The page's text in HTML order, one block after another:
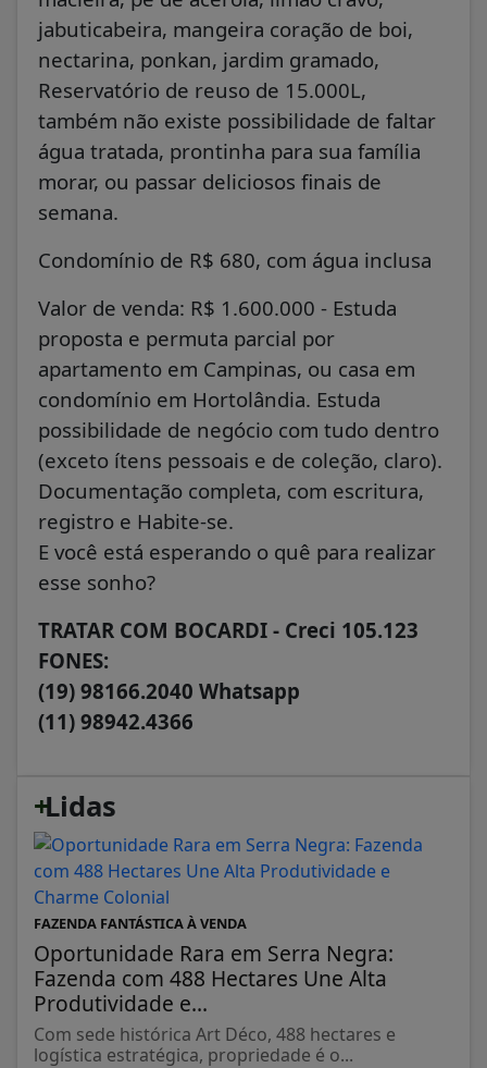
jabuticabeira, mangeira coração de boi,
nectarina, ponkan, jardim gramado,
Reservatório de reuso de 15.000L,
também não existe possibilidade de faltar
água tratada, prontinha para sua família
morar, ou passar deliciosos finais de
semana.
Condomínio de R$ 680, com água inclusa
Valor de venda: R$ 1.600.000 - Estuda
proposta e permuta parcial por
apartamento em Campinas, ou casa em
condomínio em Hortolândia. Estuda
possibilidade de negócio com tudo dentro
(exceto ítens pessoais e de coleção, claro).
Documentação completa, com escritura,
registro e Habite-se.
E você está esperando o quê para realizar
esse sonho?
TRATAR COM BOCARDI - Creci 105.123
FONES:
(19) 98166.2040 Whatsapp
(11) 98942.4366
+
Lidas
FAZENDA FANTÁSTICA À VENDA
Oportunidade Rara em Serra Negra:
Fazenda com 488 Hectares Une Alta
Produtividade e...
Com sede histórica Art Déco, 488 hectares e
logística estratégica, propriedade é o...